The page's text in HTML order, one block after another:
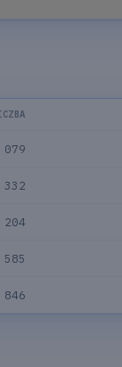
332
204
585
846